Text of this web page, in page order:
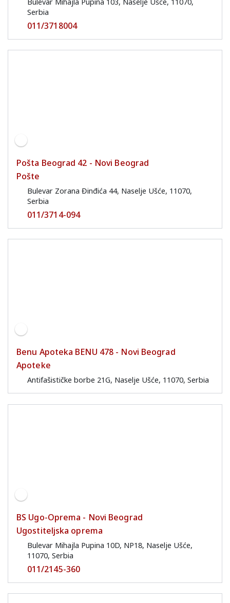
Serbia
011/3718004
Pošta Beograd 42 - Novi Beograd
Pošte
Bulevar Zorana Đinđića 44, Naselje Ušće, 11070,
Serbia
011/3714-094
Benu Apoteka BENU 478 - Novi Beograd
Apoteke
Antifašističke borbe 21G, Naselje Ušće, 11070, Serbia
BS Ugo-Oprema - Novi Beograd
Ugostiteljska oprema
Bulevar Mihajla Pupina 10D, NP18, Naselje Ušće,
11070, Serbia
011/2145-360